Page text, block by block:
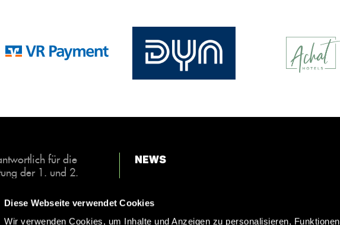
Diese Webseite verwendet Cookies
Wir verwenden Cookies, um Inhalte und Anzeigen zu personalisieren,
für die
der 1. und 2.
Vereine unter dem
sowohl im
News
Kontakt